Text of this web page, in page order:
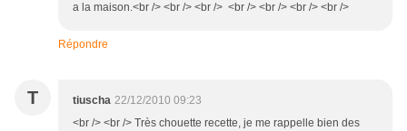
a la maison.<br /> <br /> <br /> <br /> <br /> <br /> <br />
Répondre
T tiuscha 22/12/2010 09:23
<br /> <br /> Très chouette recette, je me rappelle bien des